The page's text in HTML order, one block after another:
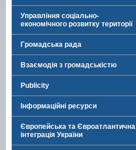
Управління соціально-
економічного розвитку території
Громадська рада
Взаємодія з громадськістю
Publicity
Інформаційні ресурси
Європейська та Євроатлантична
інтеграція України